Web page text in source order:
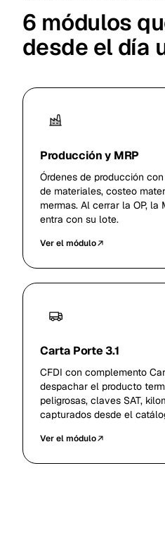
6 módulos
desde el día
Producción y MRP
Órdenes de producción
de materiales, costeo
mermas. Al cerrar la OP,
entra con su lote.
Ver el módulo
Carta Porte 3.1
CFDI con complemento
despachar el producto
peligrosas, claves SAT,
capturados desde el
Ver el módulo